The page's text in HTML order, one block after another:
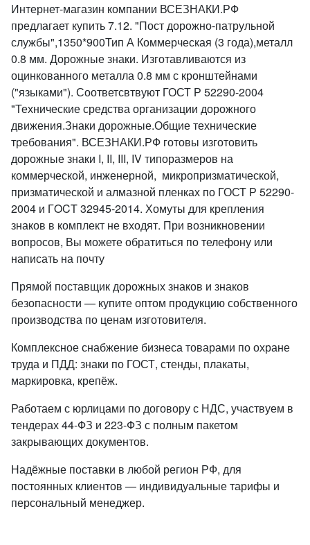
Интернет-магазин компании ВСЕЗНАКИ.РФ
предлагает купить 7.12. "Пост дорожно-патрульной
службы",1350*900Тип А Коммерческая (3 года),металл
0.8 мм. Дорожные знаки. Изготавливаются из
оцинкованного металла 0.8 мм с кронштейнами
("языками"). Соответсвтвуют ГОСТ Р 52290-2004
"Технические средства организации дорожного
движения.Знаки дорожные.Общие технические
требования". ВСЕЗНАКИ.РФ готовы изготовить
дорожные знаки I, II, III, IV типоразмеров на
коммерческой, инженерной, микропризматической,
призматической и алмазной пленках по ГОСТ Р 52290-
2004 и ГOCT 32945-2014. Хомуты для крепления
знаков в комплект не входят. При возникновении
вопросов, Вы можете обратиться по телефону или
написать на почту
Прямой поставщик дорожных знаков и знаков
безопасности — купите оптом продукцию собственного
производства по ценам изготовителя.
Комплексное снабжение бизнеса товарами по охране
труда и ПДД: знаки по ГОСТ, стенды, плакаты,
маркировка, крепёж.
Работаем с юрлицами по договору с НДС, участвуем в
тендерах 44-ФЗ и 223-ФЗ с полным пакетом
закрывающих документов.
Надёжные поставки в любой регион РФ, для
постоянных клиентов — индивидуальные тарифы и
персональный менеджер.